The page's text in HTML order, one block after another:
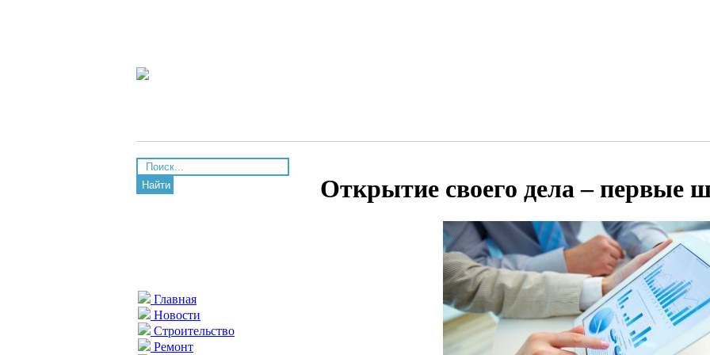
Найти
Главная
Новости
Строительство
Ремонт
Открытие своего дела – первые